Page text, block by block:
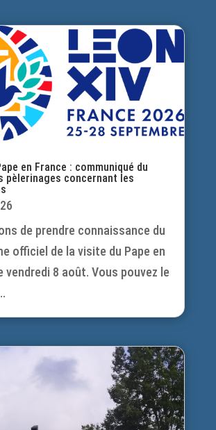
en France : communiqué du
pèlerinages concernant les
de prendre connaissance du
officiel de la visite du Pape en
vendredi 8 août. Vous pouvez le